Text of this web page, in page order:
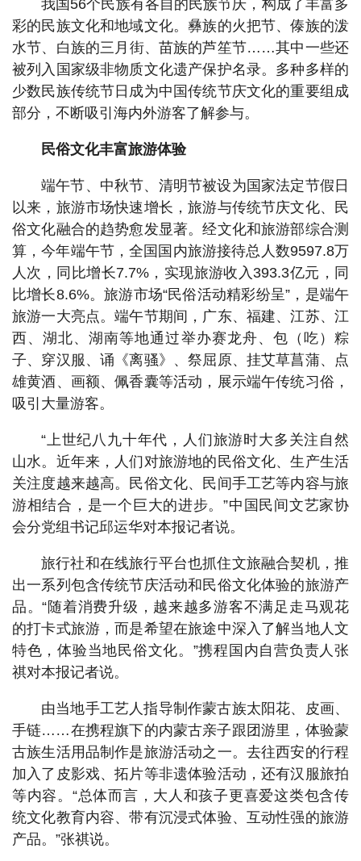
我国56个民族有各自的民族节庆，构成了丰富多
彩的民族文化和地域文化。彝族的火把节、傣族的泼
水节、白族的三月街、苗族的芦笙节……其中一些还
被列入国家级非物质文化遗产保护名录。多种多样的
少数民族传统节日成为中国传统节庆文化的重要组成
部分，不断吸引海内外游客了解参与。
民俗文化丰富旅游体验
端午节、中秋节、清明节被设为国家法定节假日
以来，旅游市场快速增长，旅游与传统节庆文化、民
俗文化融合的趋势愈发显著。经文化和旅游部综合测
算，今年端午节，全国国内旅游接待总人数9597.8万
人次，同比增长7.7%，实现旅游收入393.3亿元，同
比增长8.6%。旅游市场“民俗活动精彩纷呈”，是端午
旅游一大亮点。端午节期间，广东、福建、江苏、江
西、湖北、湖南等地通过举办赛龙舟、包（吃）粽
子、穿汉服、诵《离骚》、祭屈原、挂艾草菖蒲、点
雄黄酒、画额、佩香囊等活动，展示端午传统习俗，
吸引大量游客。
“上世纪八九十年代，人们旅游时大多关注自然
山水。近年来，人们对旅游地的民俗文化、生产生活
关注度越来越高。民俗文化、民间手工艺等内容与旅
游相结合，是一个巨大的进步。”中国民间文艺家协
会分党组书记邱运华对本报记者说。
旅行社和在线旅行平台也抓住文旅融合契机，推
出一系列包含传统节庆活动和民俗文化体验的旅游产
品。“随着消费升级，越来越多游客不满足走马观花
的打卡式旅游，而是希望在旅途中深入了解当地人文
特色，体验当地民俗文化。”携程国内自营负责人张
祺对本报记者说。
由当地手工艺人指导制作蒙古族太阳花、皮画、
手链……在携程旗下的内蒙古亲子跟团游里，体验蒙
古族生活用品制作是旅游活动之一。去往西安的行程
加入了皮影戏、拓片等非遗体验活动，还有汉服旅拍
等内容。“总体而言，大人和孩子更喜爱这类包含传
统文化教育内容、带有沉浸式体验、互动性强的旅游
产品。”张祺说。